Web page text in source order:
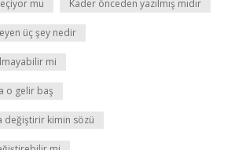
mu Kader önceden yazılmış mıdır
üç şey nedir
mi
o gelir baş
değiştirir kimin sözü